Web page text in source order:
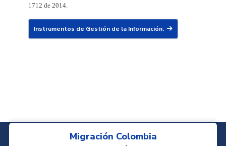
1712 de 2014.
Instrumentos de Gestión de la Información.
Migración Colombia